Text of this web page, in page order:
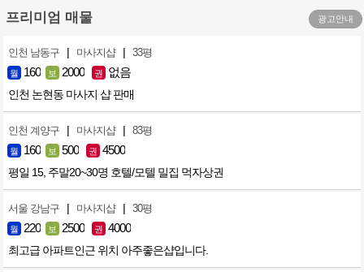
프리미엄 매물 광고안내
인천 남동구 | 마사지샵 | 33평
월 160 보 2000 권 없음
인천 논현동 마사지 샵 판매
인천 계양구 | 마사지샵 | 83평
월 160 보 500 권 4500
평일 15, 주말20~30명 호텔/모텔 밀집 먹자상권
서울 강남구 | 마사지샵 | 30평
월 220 보 2500 권 4000
최고급 아파트인근 위치 아주좋은샵입니다.